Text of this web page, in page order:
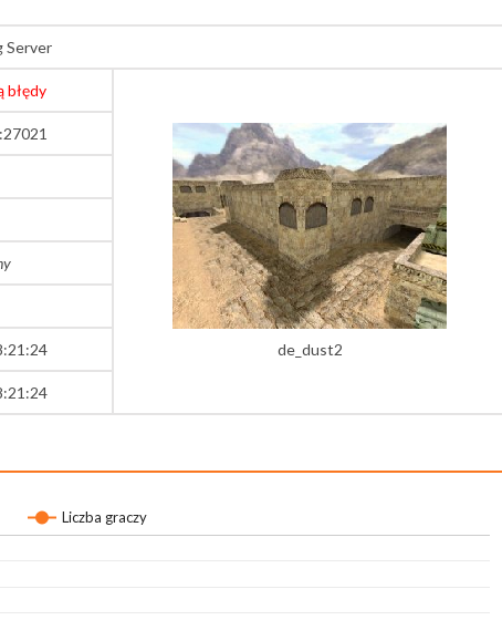
Server
błędy
de_dust2
Liczba graczy